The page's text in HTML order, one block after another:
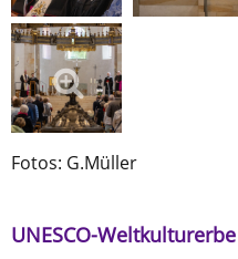
Fotos: G.Müller
UNESCO-